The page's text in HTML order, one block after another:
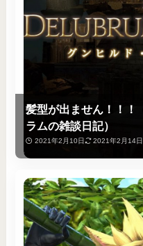
髪型が出ません！！！
ラムの雑談日記）
2021年2月10日 2021年2月14日